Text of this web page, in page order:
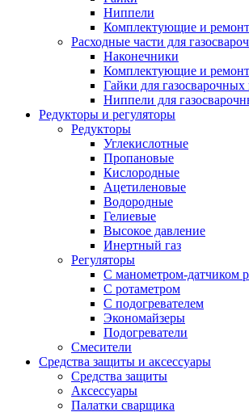
Ниппели
Комплектующие и
Расходные части для
Наконечники
Комплектующие и
Гайки для газосварочных
Ниппели для
Редукторы и регуляторы
Редукторы
Углекислотные
Пропановые
Кислородные
Ацетиленовые
Водородные
Гелиевые
Высокое давление
Инертный газ
Регуляторы
С манометром-датчиком
С ротаметром
С подогревателем
Экономайзеры
Подогреватели
Смесители
Средства защиты и аксессуары
Средства защиты
Аксессуары
Палатки сварщика